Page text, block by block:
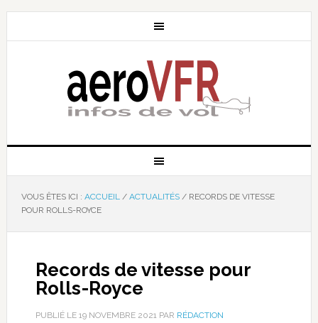
VOUS ÊTES ICI : ACCUEIL / ACTUALITÉS /RECORDS DE VITESSE
POUR ROLLS-ROYCE
Records de vitesse pour
Rolls-Royce
PUBLIÉ LE 19 NOVEMBRE 2021PAR RÉDACTION